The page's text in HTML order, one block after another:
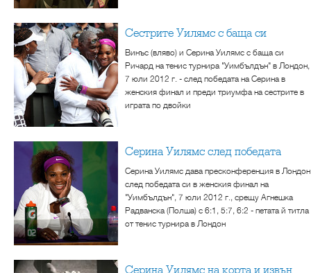
Сестрите Уилямс с баща си
Винъс (вляво) и Серина Уилямс с баща си
Ричард на тенис турнира "Уимбълдън" в Лондон,
7 юли 2012 г. - след победата на Серина в
женския финал и преди триумфа на сестрите в
играта по двойки
Серина Уилямс след победата
Серина Уилямс дава пресконференция в Лондон
след победата си в женския финал на
"Уимбълдън", 7 юли 2012 г., срещу Агнешка
Радванска (Полша) с 6:1, 5:7, 6:2 - петата й титла
от тенис турнира в Лондон
Серина Уилямс на корта и извън